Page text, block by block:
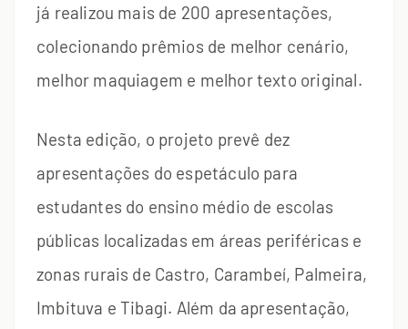
já realizou mais de 200 apresentações,
colecionando prêmios de melhor cenário,
melhor maquiagem e melhor texto original.
Nesta edição, o projeto prevê dez
apresentações do espetáculo para
estudantes do ensino médio de escolas
públicas localizadas em áreas periféricas e
zonas rurais de Castro, Carambeí, Palmeira,
Imbituva e Tibagi. Além da apresentação,